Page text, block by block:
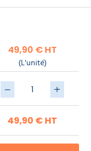
49,90 € HT
(L'unité)
49,90 € HT